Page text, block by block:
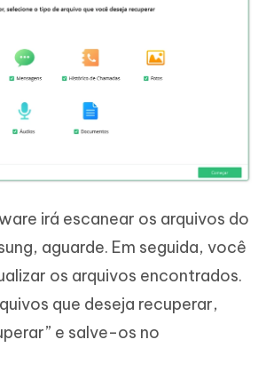
irá escanear os arquivos do
aguarde. Em seguida, você
os arquivos encontrados.
que deseja recuperar,
e salve-os no